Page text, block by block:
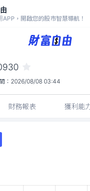
APP，開啟您的股市智慧導航！
-
： 2026/08/08 03:44
財務報表 獲利能